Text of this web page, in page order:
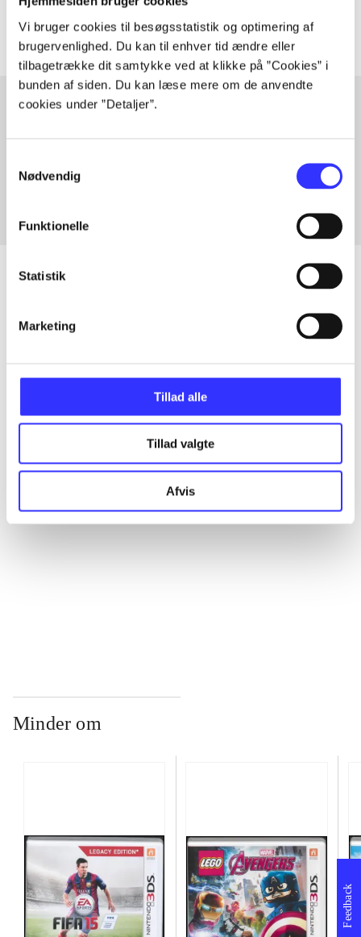
Vi bruger cookies til besøgsstatistik og optimering af
brugervenlighed. Du kan til enhver tid ændre eller
tilbagetrække dit samtykke ved at klikke på ”Cookies” i
bunden af siden. Du kan læse mere om de anvendte
cookies under ”Detaljer”.
Nødvendig
Funktionelle
Statistik
Marketing
Tillad alle
Tillad valgte
Afvis
Artikler
Minder om
Feedback